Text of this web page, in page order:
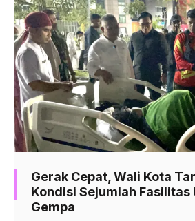
Gerak Cepat, Wali Kota
Kondisi Sejumlah Fasilitas
Gempa